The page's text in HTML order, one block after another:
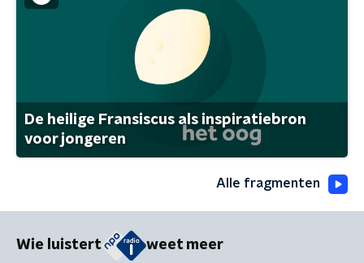
De heilige Fransiscus als inspiratiebron
voor jongeren
Alle fragmenten
Wie luistert weet meer